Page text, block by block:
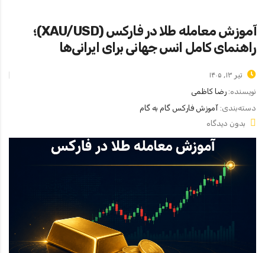
آموزش معامله طلا در فارکس (XAU/USD)؛
راهنمای کامل انس جهانی برای ایرانی‌ها
تیر ۱۳, ۱۴۰۵
نویسنده: رضا کاظمی
دسته‌بندی: آموزش فارکس گام به گام
بدون دیدگاه